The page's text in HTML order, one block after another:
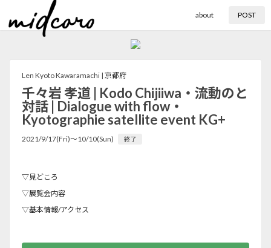
about POST
Len Kyoto Kawaramachi | 京都府
千々岩 孝道 | Kodo Chijiiwa・流動のと
対話 | Dialogue with flow・
Kyotographie satellite event KG+
2021/9/17(Fri)〜10/10(Sun) 終了
▽見どころ
▽展覧会内容
▽基本情報/アクセス